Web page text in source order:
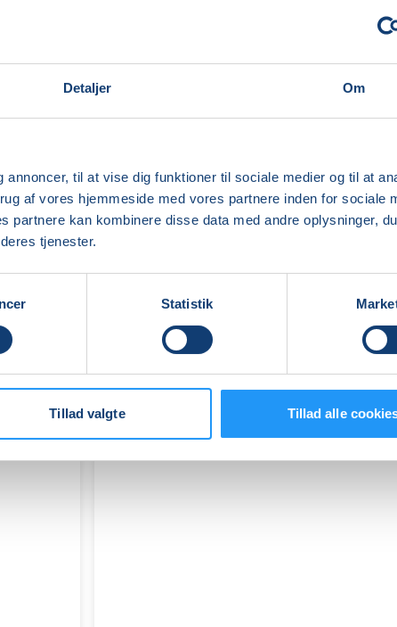
Detaljer Om
til at vise dig funktioner til sociale medier og til at
af vores hjemmeside med vores partnere inden for sociale
partnere kan kombinere disse data med andre oplysninger,
tjenester.
Statistik
Tillad valgte Tillad alle
ONLINE